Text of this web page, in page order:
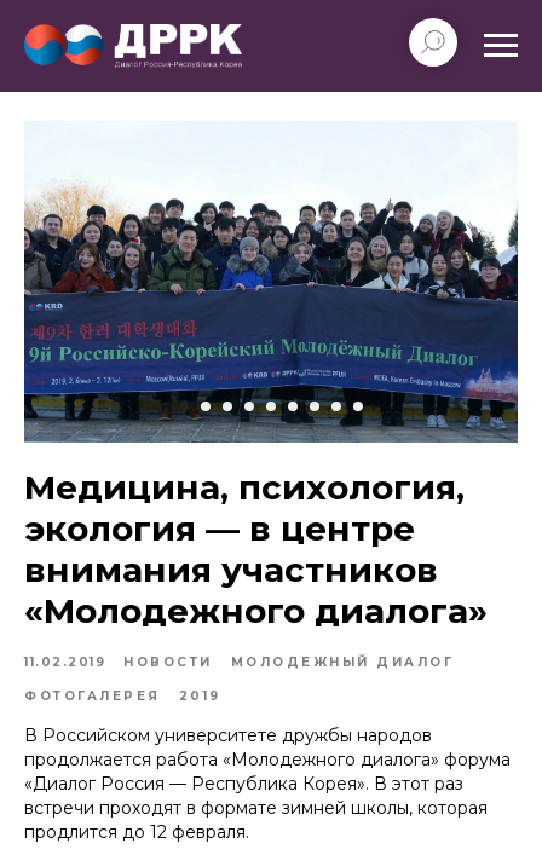
Медицина, психология,
экология — в центре
внимания участников
«Молодежного диалога»
11.02.2019 НОВОСТИ МОЛОДЕЖНЫЙ ДИАЛОГ
ФОТОГАЛЕРЕЯ 2019
В Российском университете дружбы народов
продолжается работа «Молодежного диалога» форума
«Диалог Россия — Республика Корея». В этот раз
встречи проходят в формате зимней школы, которая
продлится до 12 февраля.